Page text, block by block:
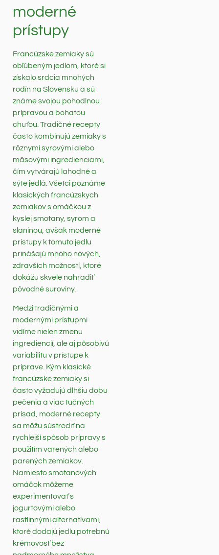
moderné
prístupy
Francúzske zemiaky sú
obľúbeným jedlom, ktoré si
získalo srdcia mnohých
rodín na Slovensku a sú
známe svojou pohodlnou
prípravou a bohatou
chuťou. Tradičné recepty
často kombinujú zemiaky s
rôznymi syrovými alebo
mäsovými ingredienciami,
čím vytvárajú lahodné a
sýte jedlá. Všetci poznáme
klasických francúzskych
zemiakov s omáčkou z
kyslej smotany, syrom a
slaninou, avšak moderné
prístupy k tomuto jedlu
prinášajú mnoho nových,
zdravších možností, ktoré
dokážu skvele nahradiť
pôvodné suroviny.
Medzi tradičnými a
modernými prístupmi
vidíme nielen zmenu
ingrediencií, ale aj pôsobivú
variabilitu v prístupe k
príprave. Kým klasické
francúzske zemiaky si
často vyžadujú dlhšiu dobu
pečenia a viac tučných
prísad, moderné recepty
sa môžu sústrediť na
rychlejší spôsob prípravy s
použitím varených alebo
parených zemiakov.
Namiesto smotanových
omáčok môžeme
experimentovať s
jogurtovými alebo
rastlinnými alternatívami,
ktoré dodajú jedlu potrebnú
krémovosť bez